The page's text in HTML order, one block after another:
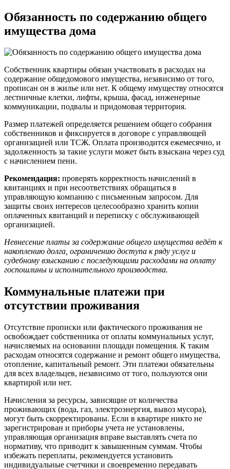
Обязанность по содержанию общего
имущества дома
Собственник квартиры обязан участвовать в расходах на
содержание общедомового имущества, независимо от того,
прописан он в жилье или нет. К общему имуществу относятся
лестничные клетки, лифты, крыша, фасад, инженерные
коммуникации, подвалы и придомовая территория.
Размер платежей определяется решением общего собрания
собственников и фиксируется в договоре с управляющей
организацией или ТСЖ. Оплата производится ежемесячно, и
задолженность за такие услуги может быть взыскана через суд
с начислением пени.
Рекомендация: проверять корректность начислений в
квитанциях и при несоответствиях обращаться в
управляющую компанию с письменным запросом. Для
защиты своих интересов целесообразно хранить копии
оплаченных квитанций и переписку с обслуживающей
организацией.
Невнесение платы за содержание общего имущества ведёт к
накоплению долга, ограничению доступа к ряду услуг и
судебному взысканию с последующими расходами на оплату
госпошлины и исполнительного производства.
Коммунальные платежи при
отсутствии проживания
Отсутствие прописки или фактического проживания не
освобождает собственника от оплаты коммунальных услуг,
начисляемых на основании площади помещения. К таким
расходам относятся содержание и ремонт общего имущества,
отопление, капитальный ремонт. Эти платежи обязательны
для всех владельцев, независимо от того, пользуются они
квартирой или нет.
Начисления за ресурсы, зависящие от количества
проживающих (вода, газ, электроэнергия, вывоз мусора),
могут быть скорректированы. Если в квартире никто не
зарегистрирован и приборы учета не установлены,
управляющая организация вправе выставлять счета по
нормативу, что приводит к завышенным суммам. Чтобы
избежать переплаты, рекомендуется установить
индивидуальные счетчики и своевременно передавать